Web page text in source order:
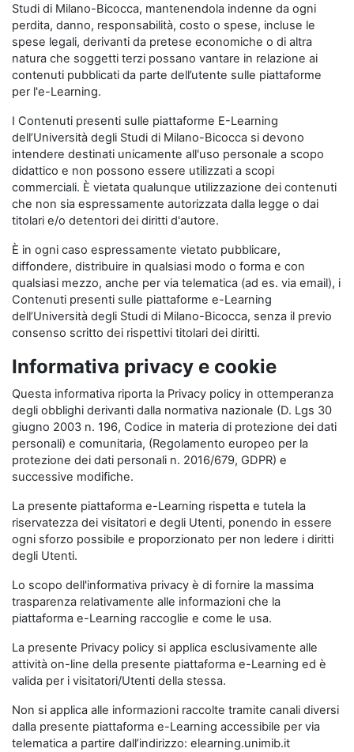
Studi di Milano-Bicocca, mantenendola indenne da ogni
perdita, danno, responsabilità, costo o spese, incluse le
spese legali, derivanti da pretese economiche o di altra
natura che soggetti terzi possano vantare in relazione ai
contenuti pubblicati da parte dell’utente sulle piattaforme
per l'e-Learning.
I Contenuti presenti sulle piattaforme E-Learning
dell’Università degli Studi di Milano-Bicocca si devono
intendere destinati unicamente all'uso personale a scopo
didattico e non possono essere utilizzati a scopi
commerciali. È vietata qualunque utilizzazione dei contenuti
che non sia espressamente autorizzata dalla legge o dai
titolari e/o detentori dei diritti d'autore.
È in ogni caso espressamente vietato pubblicare,
diffondere, distribuire in qualsiasi modo o forma e con
qualsiasi mezzo, anche per via telematica (ad es. via email), i
Contenuti presenti sulle piattaforme e-Learning
dell’Università degli Studi di Milano-Bicocca, senza il previo
consenso scritto dei rispettivi titolari dei diritti.
Informativa privacy e cookie
Questa informativa riporta la Privacy policy in ottemperanza
degli obblighi derivanti dalla normativa nazionale (D. Lgs 30
giugno 2003 n. 196, Codice in materia di protezione dei dati
personali) e comunitaria, (Regolamento europeo per la
protezione dei dati personali n. 2016/679, GDPR) e
successive modifiche.
La presente piattaforma e-Learning rispetta e tutela la
riservatezza dei visitatori e degli Utenti, ponendo in essere
ogni sforzo possibile e proporzionato per non ledere i diritti
degli Utenti.
Lo scopo dell'informativa privacy è di fornire la massima
trasparenza relativamente alle informazioni che la
piattaforma e-Learning raccoglie e come le usa.
La presente Privacy policy si applica esclusivamente alle
attività on-line della presente piattaforma e-Learning ed è
valida per i visitatori/Utenti della stessa.
Non si applica alle informazioni raccolte tramite canali diversi
dalla presente piattaforma e-Learning accessibile per via
telematica a partire dall’indirizzo: elearning.unimib.it